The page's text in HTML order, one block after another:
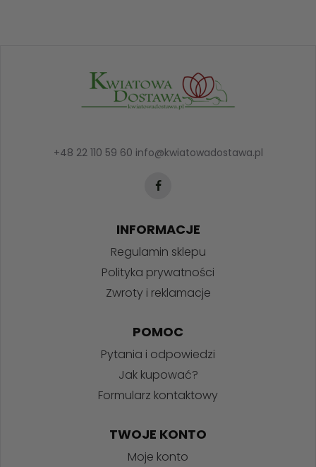
+48 22 110 59 60 info@kwiatowadostawa.pl
INFORMACJE
Regulamin sklepu
Polityka prywatności
Zwroty i reklamacje
POMOC
Pytania i odpowiedzi
Jak kupować?
Formularz kontaktowy
TWOJE KONTO
Moje konto